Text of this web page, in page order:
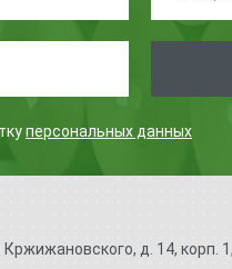
персональных данных
Кржижановского, д. 14, корп.